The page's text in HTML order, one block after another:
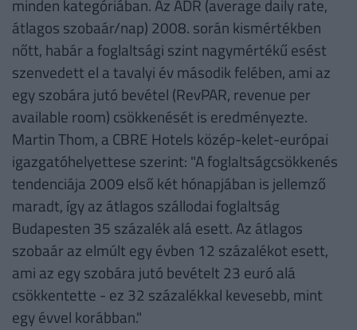
minden kategóriában. Az ADR (average daily rate,
átlagos szobaár/nap) 2008. során kismértékben
nőtt, habár a foglaltsági szint nagymértékű esést
szenvedett el a tavalyi év második felében, ami az
egy szobára jutó bevétel (RevPAR, revenue per
available room) csökkenését is eredményezte.
Martin Thom, a CBRE Hotels közép-kelet-európai
igazgatóhelyettese szerint: "A foglaltságcsökkenés
tendenciája 2009 első két hónapjában is jellemző
maradt, így az átlagos szállodai foglaltság
Budapesten 35 százalék alá esett. Az átlagos
szobaár az elmúlt egy évben 12 százalékot esett,
ami az egy szobára jutó bevételt 23 euró alá
csökkentette - ez 32 százalékkal kevesebb, mint
egy évvel korábban."